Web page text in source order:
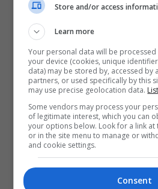
Store and/or access
Learn more
Your personal data will be
your device (cookies, unique
data) may be stored by, accessed by
partners, or used specifically by this
may use precise geolocation data.
Some vendors may process your
of legitimate interest, which you can
your options below. Look for a link
or in the site menu to manage or
and cookie settings.
Consent